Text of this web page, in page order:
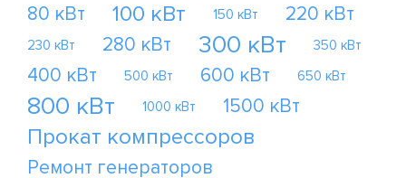
80 кВт 100 кВт 150 кВт 220 кВт
230 кВт 280 кВт 300 кВт 350 кВт
400 кВт 500 кВт 600 кВт 650 кВт
800 кВт 1000 кВт 1500 кВт
Прокат компрессоров
Ремонт генераторов